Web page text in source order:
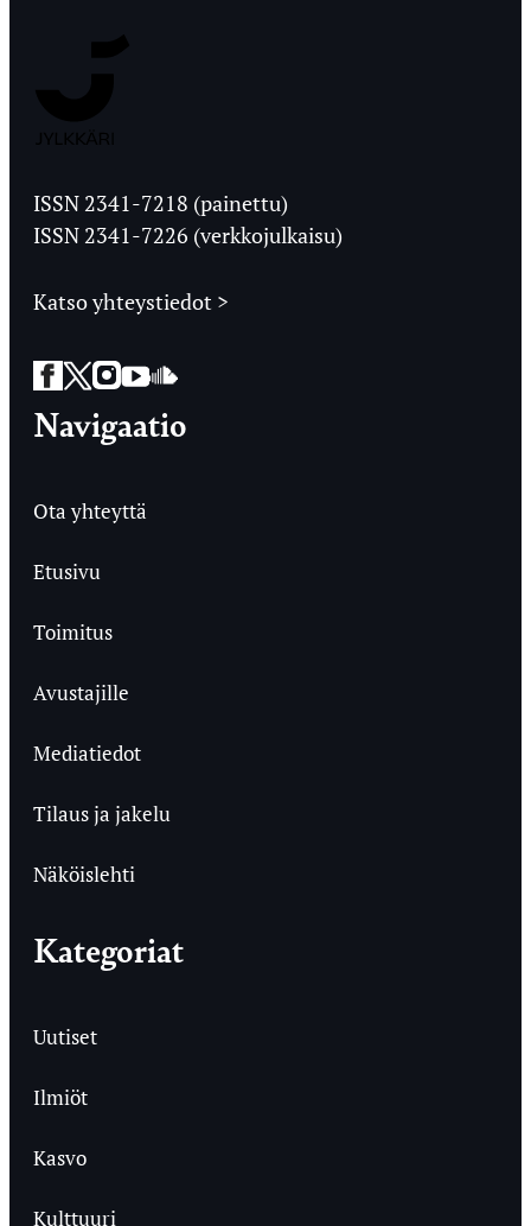
Ylioppilaslehti
ISSN 2341-7218 (painettu)
ISSN 2341-7226 (verkkojulkaisu)
Katso yhteystiedot >
Facebook
Twitter
Instagram
YouTube
SoundCloud
Navigaatio
Ota yhteyttä
Etusivu
Toimitus
Avustajille
Mediatiedot
Tilaus ja jakelu
Näköislehti
Kategoriat
Uutiset
Ilmiöt
Kasvo
Kulttuuri